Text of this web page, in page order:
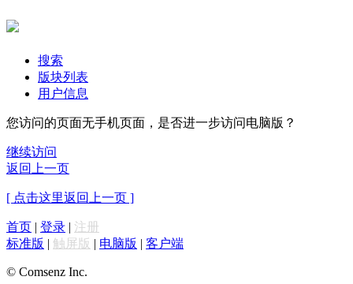
搜索
版块列表
用户信息
您访问的页面无手机页面，是否进一步访问电脑版？
继续访问
返回上一页
[ 点击这里返回上一页 ]
首页 | 登录 | 注册
标准版 | 触屏版 | 电脑版 | 客户端
© Comsenz Inc.